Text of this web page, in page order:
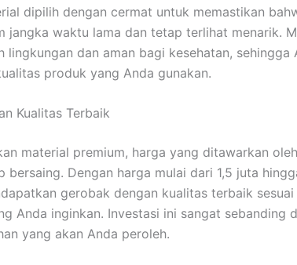
dipilih dengan cermat untuk memastikan
jangka waktu lama dan tetap terlihat menarik.
lingkungan dan aman bagi kesehatan, sehingga
produk yang Anda gunakan.
Kualitas Terbaik
material premium, harga yang ditawarkan
bersaing. Dengan harga mulai dari 1,5 juta
gerobak dengan kualitas terbaik
Anda inginkan. Investasi ini sangat sebanding
yang akan Anda peroleh.